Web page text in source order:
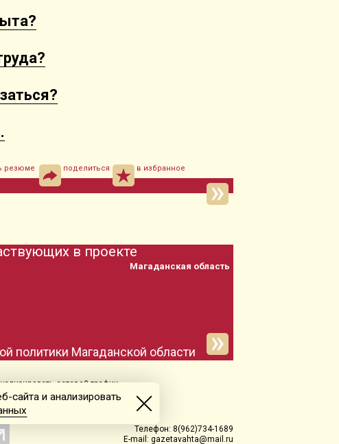
резюме поделиться в избранное
Магаданская область
политики Магаданской области
в проекте
сетевой трафик.
Телефон: 8(962)734-1689
E-mail: gazetavahta@mail.ru
сайта и анализировать